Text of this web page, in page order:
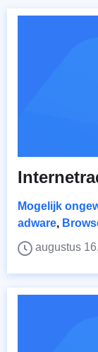
Mogelijk
adware,
augustus